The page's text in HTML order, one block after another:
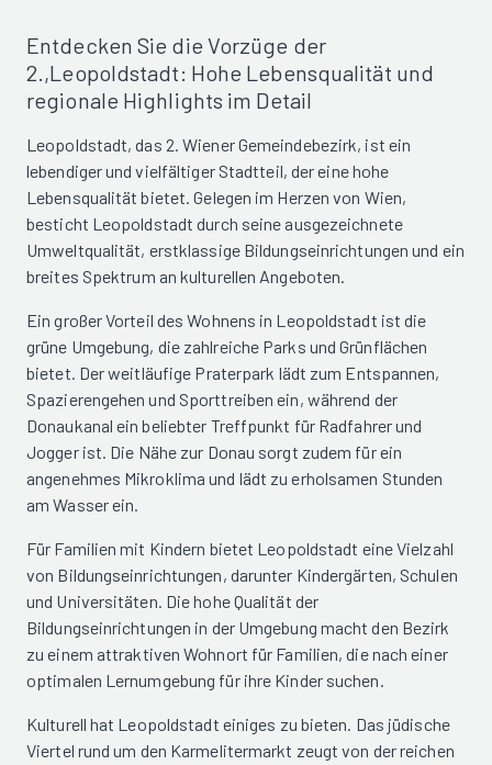
Entdecken Sie die Vorzüge der
2.,Leopoldstadt: Hohe Lebensqualität und
regionale Highlights im Detail
Leopoldstadt, das 2. Wiener Gemeindebezirk, ist ein
lebendiger und vielfältiger Stadtteil, der eine hohe
Lebensqualität bietet. Gelegen im Herzen von Wien,
besticht Leopoldstadt durch seine ausgezeichnete
Umweltqualität, erstklassige Bildungseinrichtungen und ein
breites Spektrum an kulturellen Angeboten.
Ein großer Vorteil des Wohnens in Leopoldstadt ist die
grüne Umgebung, die zahlreiche Parks und Grünflächen
bietet. Der weitläufige Praterpark lädt zum Entspannen,
Spazierengehen und Sporttreiben ein, während der
Donaukanal ein beliebter Treffpunkt für Radfahrer und
Jogger ist. Die Nähe zur Donau sorgt zudem für ein
angenehmes Mikroklima und lädt zu erholsamen Stunden
am Wasser ein.
Für Familien mit Kindern bietet Leopoldstadt eine Vielzahl
von Bildungseinrichtungen, darunter Kindergärten, Schulen
und Universitäten. Die hohe Qualität der
Bildungseinrichtungen in der Umgebung macht den Bezirk
zu einem attraktiven Wohnort für Familien, die nach einer
optimalen Lernumgebung für ihre Kinder suchen.
Kulturell hat Leopoldstadt einiges zu bieten. Das jüdische
Viertel rund um den Karmelitermarkt zeugt von der reichen